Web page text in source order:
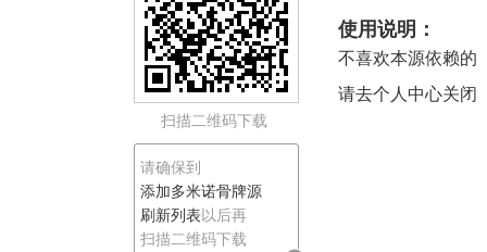
扫描二维码下载
请确保到
添加多米诺骨牌源
刷新列表 以后再
扫描二维码下载
使用说明：
不喜欢本源依赖的
请去个人中心关闭